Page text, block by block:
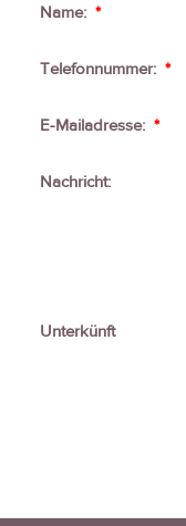
Name: *
Telefonnummer: *
E-Mailadresse: *
Nachricht:
Unterkünft